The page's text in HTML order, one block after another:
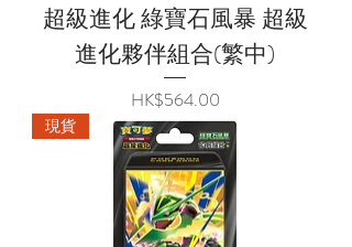
超級進化 綠寶石風暴 超級
進化夥伴組合(繁中)
價格
HK$564.00
現貨